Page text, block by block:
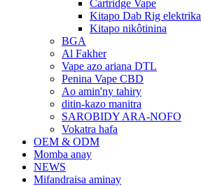
Cartridge Vape
Kitapo Dab Rig elektrika
Kitapo nikôtinina
BGA
Al Fakher
Vape azo ariana DTL
Penina Vape CBD
Ao amin'ny tahiry
ditin-kazo manitra
SAROBIDY ARA-NOFO
Vokatra hafa
OEM & ODM
Momba anay
NEWS
Mifandraisa aminay